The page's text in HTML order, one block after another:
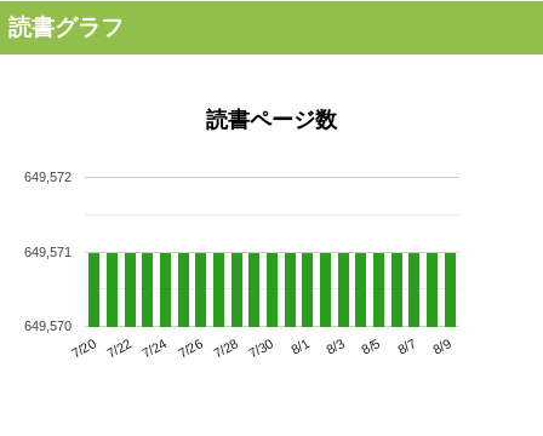
読書グラフ
読書ページ数
7/20 7/22 7/24 7/26 7/28 7/30 8/1 8/3 8/5 8/7 8/9
649,570
649,571
649,572